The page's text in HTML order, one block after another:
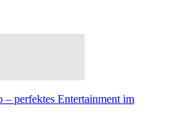
perfektes Entertainment im